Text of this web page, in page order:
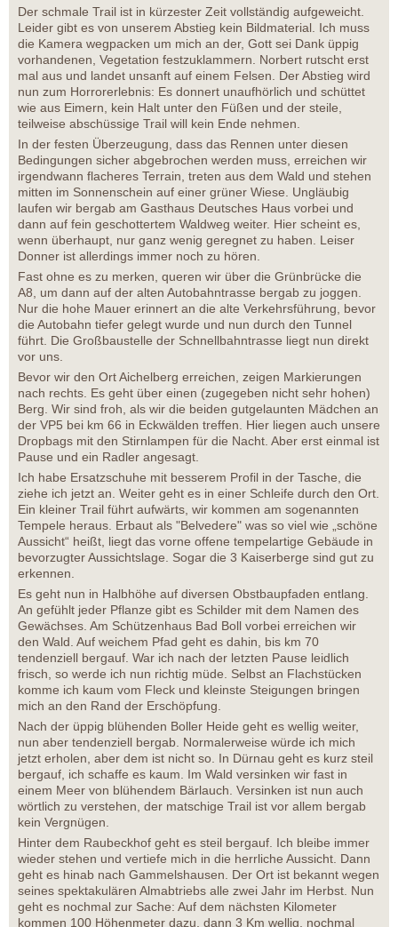
Der schmale Trail ist in kürzester Zeit vollständig aufgeweicht.
Leider gibt es von unserem Abstieg kein Bildmaterial. Ich muss
die Kamera wegpacken um mich an der, Gott sei Dank üppig
vorhandenen, Vegetation festzuklammern. Norbert rutscht erst
mal aus und landet unsanft auf einem Felsen. Der Abstieg wird
nun zum Horrorerlebnis: Es donnert unaufhörlich und schüttet
wie aus Eimern, kein Halt unter den Füßen und der steile,
teilweise abschüssige Trail will kein Ende nehmen.
In der festen Überzeugung, dass das Rennen unter diesen
Bedingungen sicher abgebrochen werden muss, erreichen wir
irgendwann flacheres Terrain, treten aus dem Wald und stehen
mitten im Sonnenschein auf einer grüner Wiese. Ungläubig
laufen wir bergab am Gasthaus Deutsches Haus vorbei und
dann auf fein geschottertem Waldweg weiter. Hier scheint es,
wenn überhaupt, nur ganz wenig geregnet zu haben. Leiser
Donner ist allerdings immer noch zu hören.
Fast ohne es zu merken, queren wir über die Grünbrücke die
A8, um dann auf der alten Autobahntrasse bergab zu joggen.
Nur die hohe Mauer erinnert an die alte Verkehrsführung, bevor
die Autobahn tiefer gelegt wurde und nun durch den Tunnel
führt. Die Großbaustelle der Schnellbahntrasse liegt nun direkt
vor uns.
Bevor wir den Ort Aichelberg erreichen, zeigen Markierungen
nach rechts. Es geht über einen (zugegeben nicht sehr hohen)
Berg. Wir sind froh, als wir die beiden gutgelaunten Mädchen an
der VP5 bei km 66 in Eckwälden treffen. Hier liegen auch unsere
Dropbags mit den Stirnlampen für die Nacht. Aber erst einmal ist
Pause und ein Radler angesagt.
Ich habe Ersatzschuhe mit besserem Profil in der Tasche, die
ziehe ich jetzt an. Weiter geht es in einer Schleife durch den Ort.
Ein kleiner Trail führt aufwärts, wir kommen am sogenannten
Tempele heraus. Erbaut als "Belvedere" was so viel wie „schöne
Aussicht“ heißt, liegt das vorne offene tempelartige Gebäude in
bevorzugter Aussichtslage. Sogar die 3 Kaiserberge sind gut zu
erkennen.
Es geht nun in Halbhöhe auf diversen Obstbaupfaden entlang.
An gefühlt jeder Pflanze gibt es Schilder mit dem Namen des
Gewächses. Am Schützenhaus Bad Boll vorbei erreichen wir
den Wald. Auf weichem Pfad geht es dahin, bis km 70
tendenziell bergauf. War ich nach der letzten Pause leidlich
frisch, so werde ich nun richtig müde. Selbst an Flachstücken
komme ich kaum vom Fleck und kleinste Steigungen bringen
mich an den Rand der Erschöpfung.
Nach der üppig blühenden Boller Heide geht es wellig weiter,
nun aber tendenziell bergab. Normalerweise würde ich mich
jetzt erholen, aber dem ist nicht so. In Dürnau geht es kurz steil
bergauf, ich schaffe es kaum. Im Wald versinken wir fast in
einem Meer von blühendem Bärlauch. Versinken ist nun auch
wörtlich zu verstehen, der matschige Trail ist vor allem bergab
kein Vergnügen.
Hinter dem Raubeckhof geht es steil bergauf. Ich bleibe immer
wieder stehen und vertiefe mich in die herrliche Aussicht. Dann
geht es hinab nach Gammelshausen. Der Ort ist bekannt wegen
seines spektakulären Almabtriebs alle zwei Jahr im Herbst. Nun
geht es nochmal zur Sache: Auf dem nächsten Kilometer
kommen 100 Höhenmeter dazu, dann 3 Km wellig, nochmal